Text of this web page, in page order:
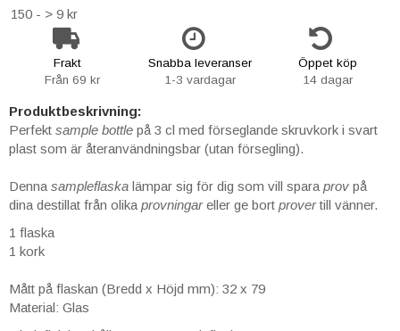
150 - > 9 kr
Frakt
Från 69 kr
Snabba leveranser
1-3 vardagar
Öppet köp
14 dagar
Produktbeskrivning:
Perfekt sample bottle på 3 cl med förseglande skruvkork i svart
plast som är återanvändningsbar (utan försegling).
Denna sampleflaska lämpar sig för dig som vill spara prov på
dina destillat från olika provningareller ge bort provertill vänner.
1 flaska
1 kork
Mått på flaskan (Bredd x Höjd mm): 32 x 79
Material: Glas